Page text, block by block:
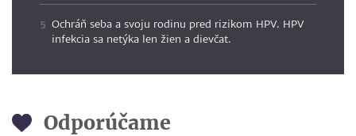
Ochráň seba a svoju rodinu pred rizikom HPV. HPV
infekcia sa netýka len žien a dievčat.
Odporúčame